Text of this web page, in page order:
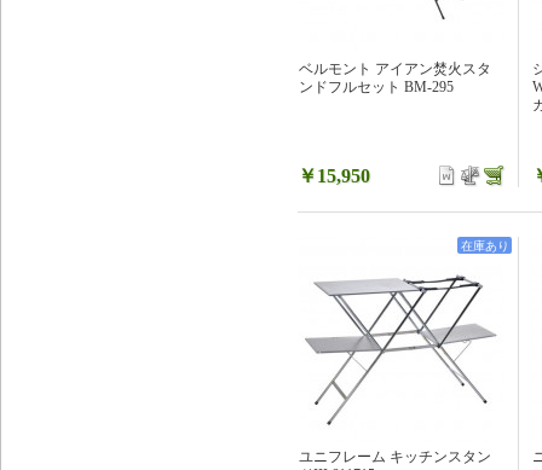
ベルモント アイアン焚火スタ
ンドフルセット BM-295
￥15,950
ユニフレーム キッチンスタン
在庫あり